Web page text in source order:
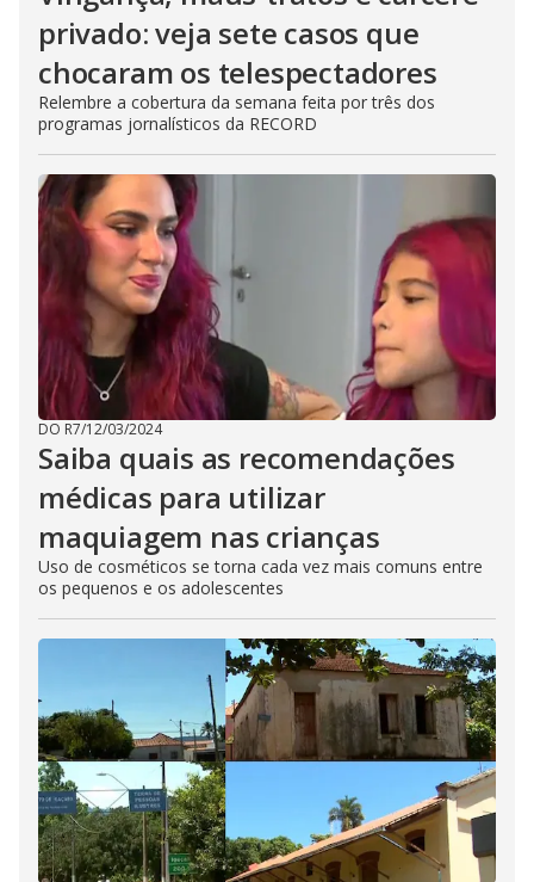
privado: veja sete casos que
chocaram os telespectadores
Relembre a cobertura da semana feita por três dos
programas jornalísticos da RECORD
DO R7/12/03/2024
Saiba quais as recomendações
médicas para utilizar
maquiagem nas crianças
Uso de cosméticos se torna cada vez mais comuns entre
os pequenos e os adolescentes